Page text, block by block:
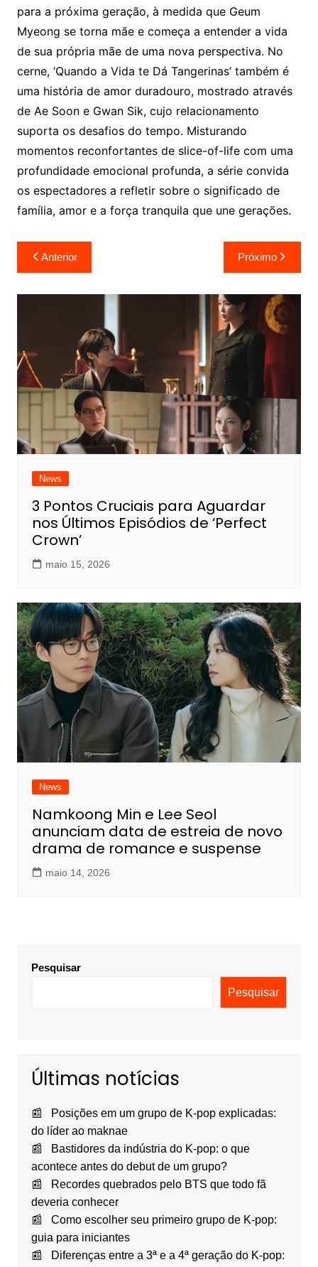
para a próxima geração, à medida que Geum
Myeong se torna mãe e começa a entender a vida
de sua própria mãe de uma nova perspectiva. No
cerne, ‘Quando a Vida te Dá Tangerinas’ também é
uma história de amor duradouro, mostrado através
de Ae Soon e Gwan Sik, cujo relacionamento
suporta os desafios do tempo. Misturando
momentos reconfortantes de slice-of-life com uma
profundidade emocional profunda, a série convida
os espectadores a refletir sobre o significado de
família, amor e a força tranquila que une gerações.
Navegação
de
Post
Anterior Próximo
News
3 Pontos Cruciais para Aguardar
nos Últimos Episódios de ‘Perfect
Crown’
maio 15, 2026
News
Namkoong Min e Lee Seol
anunciam data de estreia de novo
drama de romance e suspense
maio 14, 2026
Pesquisar
Pesquisar
Últimas notícias
Posições em um grupo de K-pop explicadas:
do líder ao maknae
Bastidores da indústria do K-pop: o que
acontece antes do debut de um grupo?
Recordes quebrados pelo BTS que todo fã
deveria conhecer
Como escolher seu primeiro grupo de K-pop:
guia para iniciantes
Diferenças entre a 3ª e a 4ª geração do K-pop: